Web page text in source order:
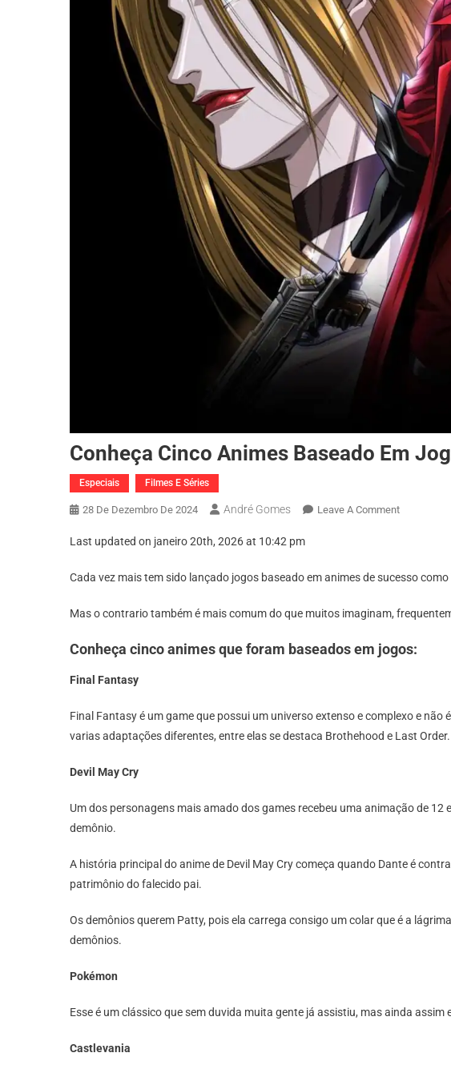
Conheça Cinco Animes Baseado Em
Especiais Filmes E Séries
28 De Dezembro De 2024 André Gomes Leave A CommentOn
Baseado
Jogos
Last updated on janeiro 20th, 2026 at 10:42 pm
Cada vez mais tem sido lançado jogos baseado em animes de sucesso
Mas o contrario também é mais comum do que muitos imaginam,
Conheça cinco animes que foram baseados em jogos:
Final Fantasy
Final Fantasy é um game que possui um universo extenso e complexo e
varias adaptações diferentes, entre elas se destaca Brothehood e Last Order.
Devil May Cry
Um dos personagens mais amado dos games recebeu uma animação de
demônio.
A história principal do anime de Devil May Cry começa quando Dante é
patrimônio do falecido pai.
Os demônios querem Patty, pois ela carrega consigo um colar que é a
demônios.
Pokémon
Esse é um clássico que sem duvida muita gente já assistiu, mas ainda
Castlevania